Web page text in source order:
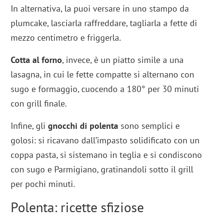
In alternativa, la puoi versare in uno stampo da
plumcake, lasciarla raffreddare, tagliarla a fette di
mezzo centimetro e friggerla.
Cotta al forno, invece, è un piatto simile a una
lasagna, in cui le fette compatte si alternano con
sugo e formaggio, cuocendo a 180° per 30 minuti
con grill finale.
Infine, glignocchi di polenta sono semplici e
golosi: si ricavano dall’impasto solidificato con un
coppa pasta, si sistemano in teglia e si condiscono
con sugo e Parmigiano, gratinandoli sotto il grill
per pochi minuti.
Polenta: ricette sfiziose